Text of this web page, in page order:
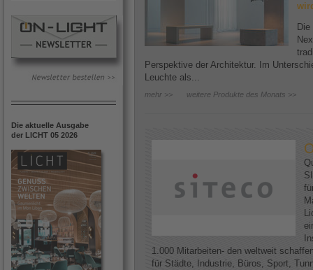
Die aktuelle Ausgabe
der LICHT 05 2026
Perspektive der Architektur. Im
Leuchte als...
mehr >> weitere Produkte des Monats >>
1.000 Mitarbeiten- den weltweit
für Städte, Industrie, Büros, Sport,